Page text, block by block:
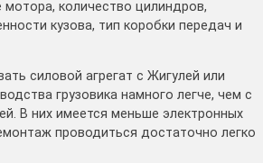
количество цилиндров,
кузова, тип коробки передач и
силовой агрегат с Жигулей или
грузовика намного легче, чем с
В них имеется меньше электронных
проводиться достаточно легко